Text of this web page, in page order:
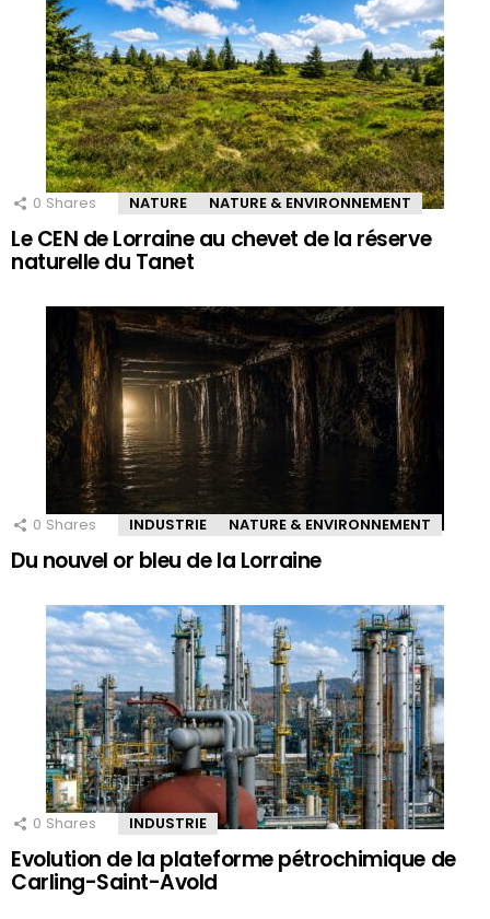
0 Shares NATURE NATURE & ENVIRONNEMENT
Le CEN de Lorraine au chevet de la réserve
naturelle du Tanet
0 Shares INDUSTRIE NATURE & ENVIRONNEMENT
Du nouvel or bleu de la Lorraine
0 Shares INDUSTRIE
Evolution de la plateforme pétrochimique de
Carling-Saint-Avold